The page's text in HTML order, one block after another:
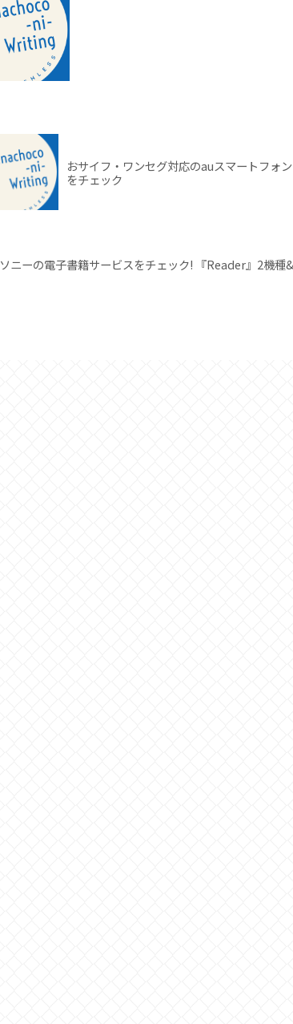
おサイフ・ワンセグ対応のauスマートフォ
をチェック
ソニーの電子書籍サービスをチェック! 『Reader』2機種